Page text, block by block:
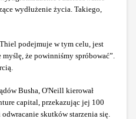
wydłużenie życia. Takiego,
podejmuje w tym celu, jest
że powinniśmy spróbować”.
Busha, O'Neill kierował
capital, przekazując jej 100
skutków starzenia się.